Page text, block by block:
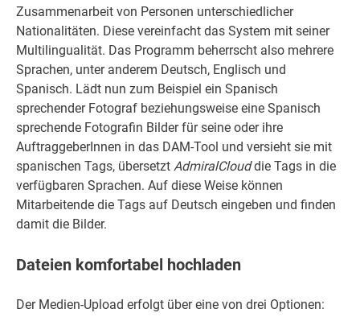
Zusammenarbeit von Personen unterschiedlicher
Nationalitäten. Diese vereinfacht das System mit seiner
Multilingualität. Das Programm beherrscht also mehrere
Sprachen, unter anderem Deutsch, Englisch und
Spanisch. Lädt nun zum Beispiel ein Spanisch
sprechender Fotograf beziehungsweise eine Spanisch
sprechende Fotografin Bilder für seine oder ihre
AuftraggeberInnen in das DAM-Tool und versieht sie mit
spanischen Tags, übersetzt AdmiralClouddie Tags in die
verfügbaren Sprachen. Auf diese Weise können
Mitarbeitende die Tags auf Deutsch eingeben und finden
damit die Bilder.
Dateien komfortabel hochladen
Der Medien-Upload erfolgt über eine von drei Optionen: